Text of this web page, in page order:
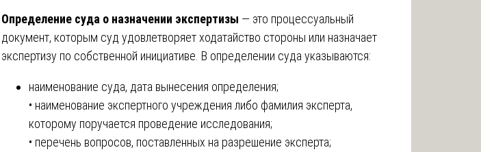
Определение суда о назначении экспертизы — это процессуальный
документ, которым суд удовлетворяет ходатайство стороны или назначает
экспертизу по собственной инициативе. В определении суда указываются:
наименование суда, дата вынесения определения;
• наименование экспертного учреждения либо фамилия эксперта,
которому поручается проведение исследования;
• перечень вопросов, поставленных на разрешение эксперта;